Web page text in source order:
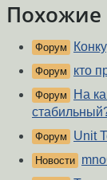
Форум
Форум кто
Форум
На
Форум Unit
Новости